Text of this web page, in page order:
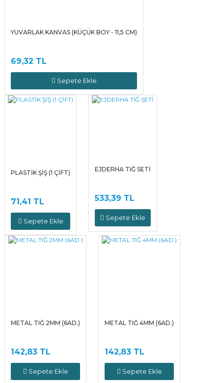
YUVARLAK KANVAS (KÜÇÜK BOY - 11,5 CM)
69,32 TL
Sepete Ekle
PLASTİK ŞİŞ (1 ÇİFT)
71,41 TL
Sepete Ekle
EJDERHA TIĞ SETİ
533,39 TL
Sepete Ekle
METAL TIĞ 2MM (6AD.)
142,83 TL
Sepete Ekle
METAL TIĞ 4MM (6AD.)
142,83 TL
Sepete Ekle